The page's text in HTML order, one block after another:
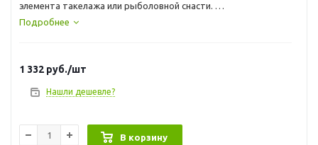
элемента такелажа или рыболовной снасти.
*Продаются упаковками по 2 штуки.
Подробнее
1 332 руб./шт
Нашли дешевле?
В корзину